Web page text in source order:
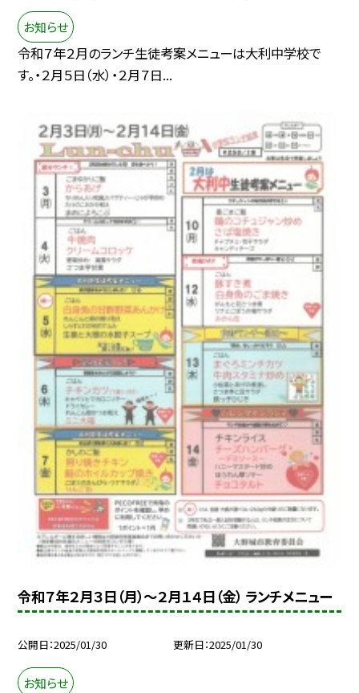
お知らせ
令和７年２月のランチ生徒考案メニューは大利中学校で
す。・２月５日（水）・２月７日...
令和７年２月３日（月）～２月１４日（金） ランチメニュー
公開日 2025/01/30 更新日 2025/01/30
お知らせ